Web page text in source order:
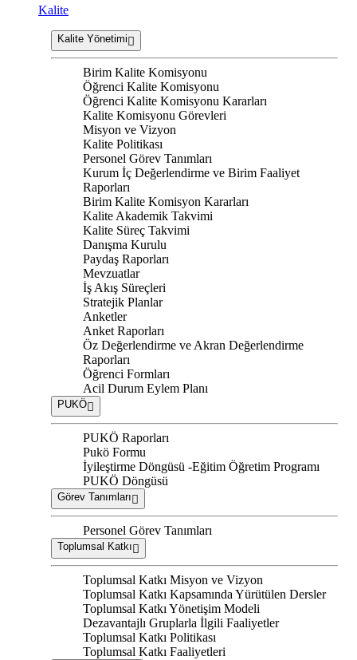
Kalite
Kalite Yönetimi
Birim Kalite Komisyonu
Öğrenci Kalite Komisyonu
Öğrenci Kalite Komisyonu Kararları
Kalite Komisyonu Görevleri
Misyon ve Vizyon
Kalite Politikası
Personel Görev Tanımları
Kurum İç Değerlendirme ve Birim Faaliyet
Raporları
Birim Kalite Komisyon Kararları
Kalite Akademik Takvimi
Kalite Süreç Takvimi
Danışma Kurulu
Paydaş Raporları
Mevzuatlar
İş Akış Süreçleri
Stratejik Planlar
Anketler
Anket Raporları
Öz Değerlendirme ve Akran Değerlendirme
Raporları
Öğrenci Formları
Acil Durum Eylem Planı
PUKÖ
PUKÖ Raporları
Pukö Formu
İyileştirme Döngüsü -Eğitim Öğretim Programı
PUKÖ Döngüsü
Görev Tanımları
Personel Görev Tanımları
Toplumsal Katkı
Toplumsal Katkı Misyon ve Vizyon
Toplumsal Katkı Kapsamında Yürütülen Dersler
Toplumsal Katkı Yönetişim Modeli
Dezavantajlı Gruplarla İlgili Faaliyetler
Toplumsal Katkı Politikası
Toplumsal Katkı Faaliyetleri